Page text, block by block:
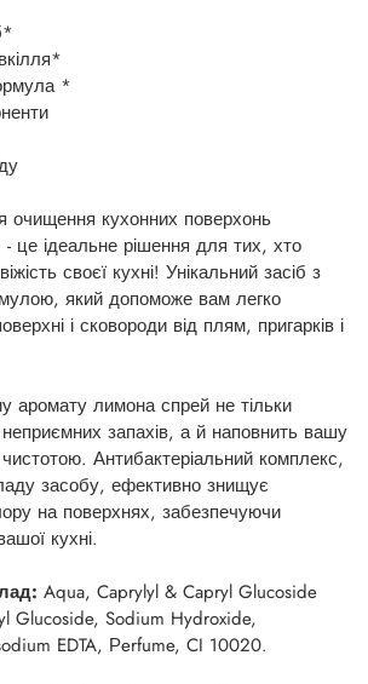
*
очищення кухонних поверхонь
це ідеальне рішення для тих, хто
своєї кухні! Унікальний засіб з
який допоможе вам легко
і сковороди від плям, пригарків і
аромату лимона спрей не тільки
запахів, а й наповнить вашу
Антибактеріальний комплекс,
засобу, ефективно знищує
на поверхнях, забезпечуючи
кухні.
Aqua, Caprylyl & Capryl Glucoside
Glucoside, Sodium Hydroxide,
EDTA, Рerfume, CI 10020.